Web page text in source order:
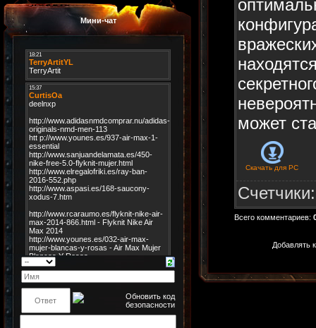
Мини-чат
может
Скачать для PC
Счетчики
Всего комментариев:
Добавлять